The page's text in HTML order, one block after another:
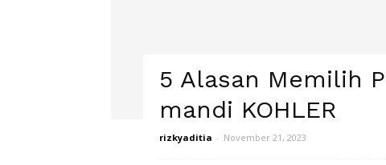
5 Alasan Memilih
mandi KOHLER
rizkyaditia - November 21, 2023